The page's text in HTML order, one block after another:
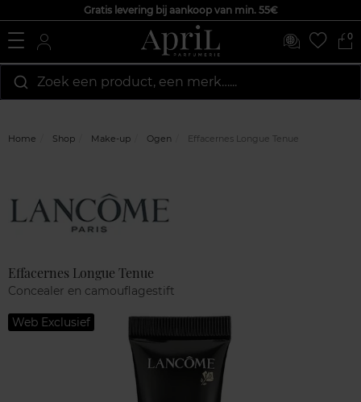
Gratis levering bij aankoop van min. 55€
0
Zoek een product, een merk…...
Home Shop Make-up Ogen Effacernes Longue Tenue
Effacernes Longue Tenue
Concealer en camouflagestift
Web Exclusief